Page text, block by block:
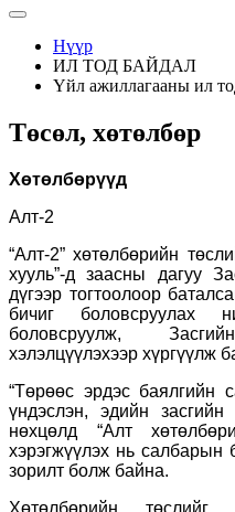
Нүүр
ИЛ ТОД БАЙДАЛ
Үйл ажиллагааны ил
Төсөл, хөтөлбөр
Хөтөлбөрүүд
Алт-2
“Алт-2” хөтөлбөрийн
хууль”-д заасны дагуу
дүгээр тогтоолоор
бичиг боловсруулах
боловсруулж,
хэлэлцүүлэхээр хүргүүлж
“Төрөөс эрдэс баялгийн
үндэслэн, эдийн засгийн
нөхцөлд “Алт
хэрэгжүүлэх нь салбарын
зорилт болж байна.
Хөтөлбөрийн